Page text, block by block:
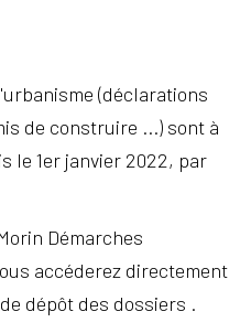
(déclarations
de construire ...) sont à
le 1er janvier 2022, par
Démarches
accéderez directement
dépôt des dossiers .